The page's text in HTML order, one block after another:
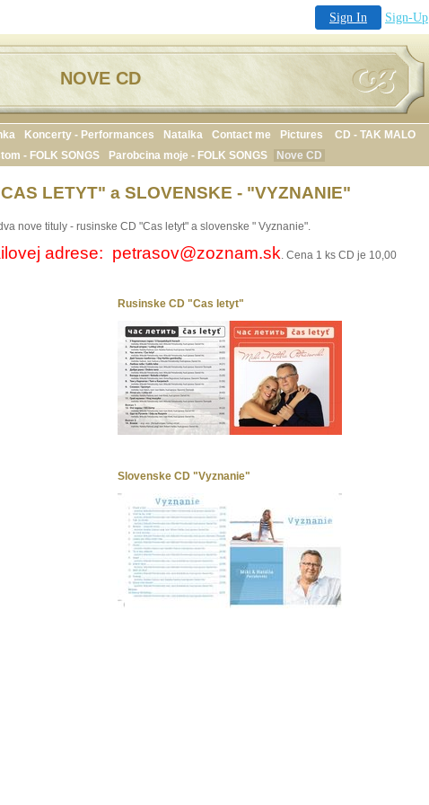
Sign In Sign-Up
NOVE CD
Koncerty - Performances Natalka Contact me Pictures
CD - TAK MALO
- FOLK SONGS
Parobcina moje - FOLK SONGS Nove CD
LETYT" a SLOVENSKE - "VYZNANIE"
nove tituly - rusinske CD "Cas letyt" a slovenske " Vyznanie".
adrese: petrasov@zoznam.sk. Cena 1 ks CD je 10,00
Rusinske CD "Cas letyt"
Slovenske CD "Vyznanie"